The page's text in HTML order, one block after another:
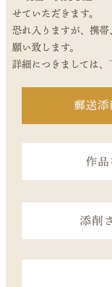
せていただきます。
恐れ入りますが、携
願い致します。
詳細につきましては、